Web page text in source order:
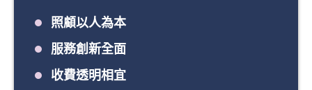
照顧以人為本
服務創新全面
收費透明相宜